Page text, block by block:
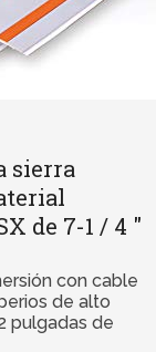
sierra
de 7-1 / 4 ″
con cable
de alto
pulgadas de